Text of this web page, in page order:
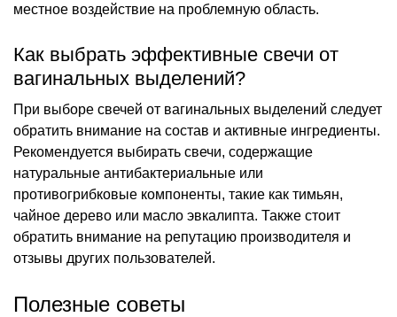
местное воздействие на проблемную область.
Как выбрать эффективные свечи от
вагинальных выделений?
При выборе свечей от вагинальных выделений следует
обратить внимание на состав и активные ингредиенты.
Рекомендуется выбирать свечи, содержащие
натуральные антибактериальные или
противогрибковые компоненты, такие как тимьян,
чайное дерево или масло эвкалипта. Также стоит
обратить внимание на репутацию производителя и
отзывы других пользователей.
Полезные советы